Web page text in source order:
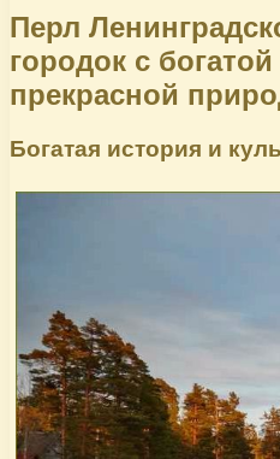
Перл
городок с
прекрасной
Богатая история и